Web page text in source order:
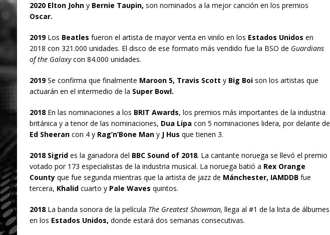
2020 Elton Johny Bernie Taupin, son nominados a la mejor canción en los premios
Oscar.
2019Los Beatles fueron el artista de mayor venta en vinilo en los Estados Unidos en
2018 con 321.000 unidades. El disco de ese formato más vendido fue la BSO de Guardians
of the Galaxycon 84.000 unidades.
2019Se confirma que finalmente Maroon 5, Travis Scott y Big Boison los artistas que
actuarán en el intermedio de la Super Bowl.
2018En las nominaciones a los BRIT Awards, los premios más importantes de la industria
británica y a tenor de las nominaciones, Dua Lipa con 5 nominaciones lidera, por delante de
Ed Sheerancon 4 y Rag’n’Bone Many J Hus que tienen 3.
2018 Sigrides la ganadora del BBC Sound of 2018. La cantante noruega se llevó el premio
votado por 173 especialistas de la industria musical. La noruega batió a Rex Orange
Countyque fue segunda mientras que la artista de jazz de Mánchester, IAMDDB fue
tercera, Khalidcuarto y Pale Waves quintos.
2018La banda sonora de la película The Greatest Showman, llega al #1 de la lista de álbumes
en los Estados Unidos, donde estará dos semanas consecutivas.